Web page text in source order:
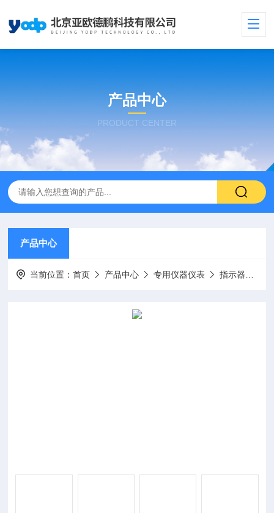
产品中心
PRODUCT CENTER
产品中心
当前位置：首页 产品中心 专用仪器仪表 指示器